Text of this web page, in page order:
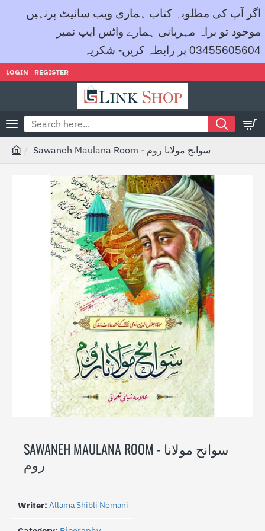
اگر آپ کی مطلوبہ کتاب ہماری ویب سائیٹ پرنہیں
موجود تو براہ مہربانی ہمارے واٹس ایپ نمبر
03455605604 پر رابطہ کریں- شکریہ
LOGIN REGISTER
Search
here...
h
Sawaneh Maulana Room - سوانح مولانا روم
SAWANEH MAULANA ROOM - سوانح مولانا
روم
Writer: Allama Shibli Nomani